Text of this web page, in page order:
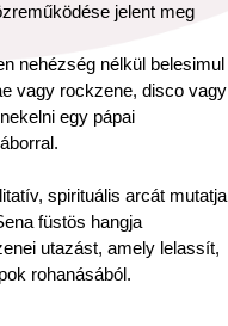
jelent meg
nehézség nélkül belesimul
vagy rockzene, disco vagy
egy pápai
spirituális arcát mutatja
füstös hangja
utazást, amely lelassít,
rohanásából.